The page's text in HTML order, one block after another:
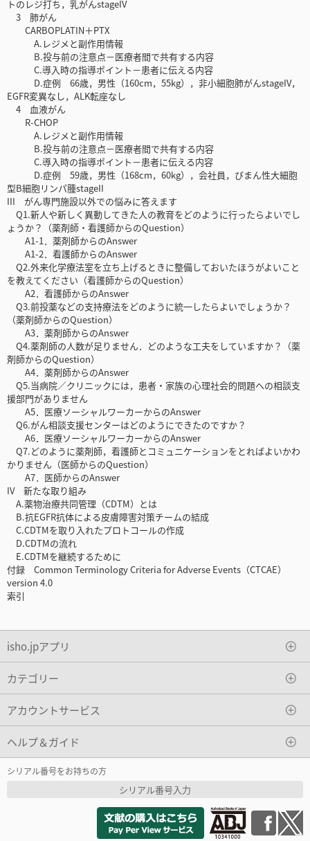
トのレジ打ち，乳がんstageIV
3 肺がん
CARBOPLATIN＋PTX
A.レジメと副作用情報
B.投与前の注意点－医療者間で共有する内容
C.導入時の指導ポイント－患者に伝える内容
D.症例 66歳，男性（160cm，55kg），非小細胞肺がんstageIV，
EGFR変異なし，ALK転座なし
4 血液がん
R-CHOP
A.レジメと副作用情報
B.投与前の注意点－医療者間で共有する内容
C.導入時の指導ポイント－患者に伝える内容
D.症例 59歳，男性（168cm，60kg），会社員，びまん性大細胞
型B細胞リンパ腫stageII
III がん専門施設以外での悩みに答えます
Q1.新人や新しく異動してきた人の教育をどのように行ったらよいでし
ょうか？（薬剤師・看護師からのQuestion）
A1-1．薬剤師からのAnswer
A1-2．看護師からのAnswer
Q2.外来化学療法室を立ち上げるときに整備しておいたほうがよいこと
を教えてください（看護師からのQuestion）
A2．看護師からのAnswer
Q3.前投薬などの支持療法をどのように統一したらよいでしょうか？
（薬剤師からのQuestion）
A3．薬剤師からのAnswer
Q4.薬剤師の人数が足りません．どのような工夫をしていますか？（薬
剤師からのQuestion）
A4．薬剤師からのAnswer
Q5.当病院／クリニックには，患者・家族の心理社会的問題への相談支
援部門がありません
A5．医療ソーシャルワーカーからのAnswer
Q6.がん相談支援センターはどのようにできたのですか？
A6．医療ソーシャルワーカーからのAnswer
Q7.どのように薬剤師，看護師とコミュニケーションをとればよいかわ
かりません（医師からのQuestion）
A7．医師からのAnswer
IV 新たな取り組み
A.薬物治療共同管理（CDTM）とは
B.抗EGFR抗体による皮膚障害対策チームの結成
C.CDTMを取り入れたプロトコールの作成
D.CDTMの流れ
E.CDTMを継続するために
付録 Common Terminology Criteria for Adverse Events（CTCAE）
version 4.0
索引
isho.jpアプリ
カテゴリー
アカウントサービス
ヘルプ＆ガイド
シリアル番号をお持ちの方
シリアル番号入力